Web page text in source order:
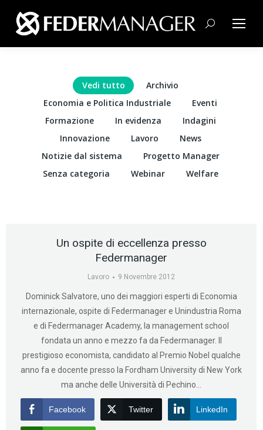
Cerca:
Vedi tutto
Archivio
Economia e Politica Industriale
Eventi
Formazione
In evidenza
Indagini
Innovazione
Lavoro
News
Notizie dal sistema
Progetto Manager
Senza categoria
Webinar Welfare
Un ospite di eccellenza presso
Federmanager
Lavoro 9 Novembre 2012
Dominick Salvatore, uno dei maggiori esperti di Economia
internazionale, ospite di Federmanager e Unindustria Roma
e di Federmanager Academy, la management school
fondata un anno e mezzo fa da Federmanager. Il
prestigioso economista, candidato al Premio Nobel qualche
anno fa e docente presso la Fordham University di New York
ma anche delle Università di Pechino…
Facebook Twitter LinkedIn